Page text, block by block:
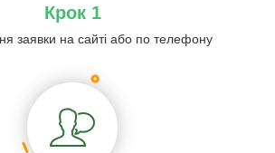
Крок 1
заявки на сайті або по телефону